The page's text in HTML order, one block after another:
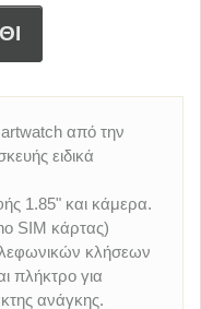
από την
ειδικά
1.85" και κάμερα.
SIM κάρτας)
κλήσεων
πλήκτρο για
ανάγκης.